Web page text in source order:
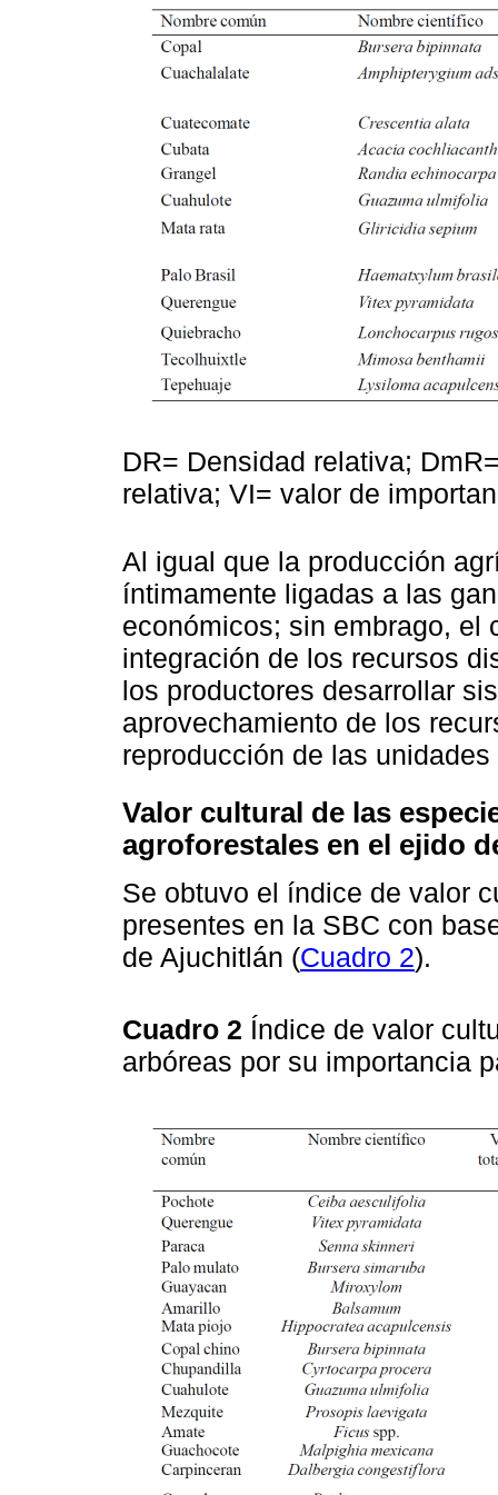
DR= Densidad relativa;
relativa; VI= valor de
Al igual que la producción
íntimamente ligadas a las
económicos; sin embrago, el
integración de los recursos
los productores desarrollar
aprovechamiento de los
reproducción de las
Valor cultural de las
agroforestales en el ejido
Se obtuvo el índice de valor
presentes en la SBC con
de Ajuchitlán (Cuadro 2).
Cuadro 2 Índice de valor
arbóreas por su importancia